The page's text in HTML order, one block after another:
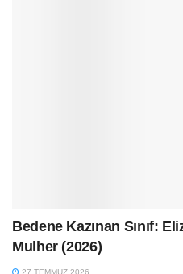
Bedene Kazınan Sınıf:
Mulher (2026)